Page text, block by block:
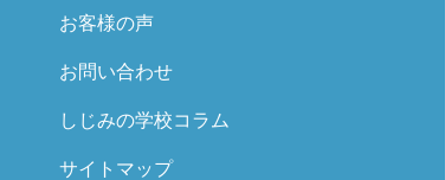
お客様の声
お問い合わせ
しじみの学校コラム
サイトマップ